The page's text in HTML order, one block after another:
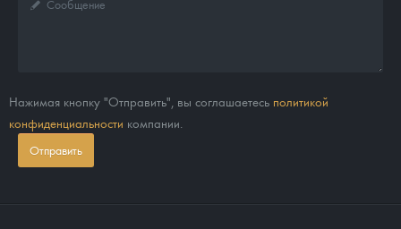
Нажимая кнопку "Отправить", вы соглашаетесь политикой
конфиденциальности компании.
Отправить